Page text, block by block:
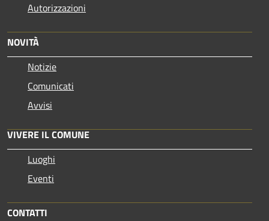
Autorizzazioni
NOVITÀ
Notizie
Comunicati
Avvisi
VIVERE IL COMUNE
Luoghi
Eventi
CONTATTI